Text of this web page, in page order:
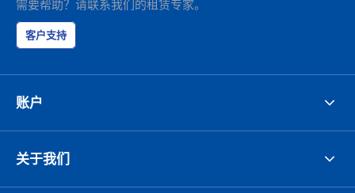
需要帮助？请联系我们的租赁专家。
客户支持
账户
关于我们